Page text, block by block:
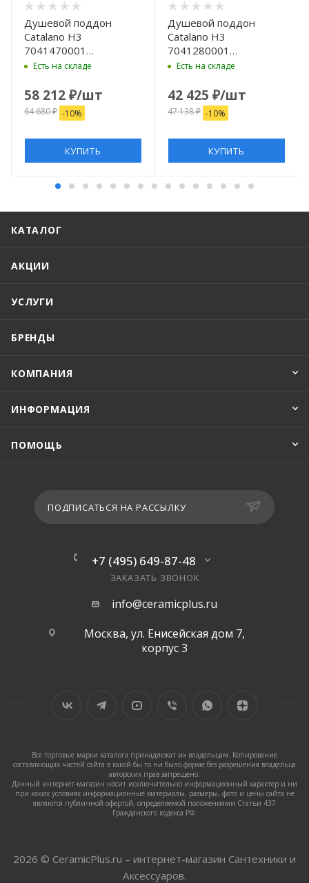
Душевой поддон
Catalano H3
7041470001
керамический,
140×70×3 см, белый
Есть на складе
58 212₽/шт
64 680₽ -10%
КУПИТЬ
Душевой поддон
Catalano H3
7041280001
керамический,
120×80×3 см, белый
Есть на складе
42 425 ₽/шт
47 138₽ -10%
КУПИТЬ
КАТАЛОГ
АКЦИИ
УСЛУГИ
БРЕНДЫ
КОМПАНИЯ
ИНФОРМАЦИЯ
ПОМОЩЬ
ПОДПИСАТЬСЯ НА РАССЫЛКУ
+7 (495) 649-87-48
ЗАКАЗАТЬ ЗВОНОК
info@ceramicplus.ru
Москва, ул. Енисейская дом 7,
корпус 3
Все торговые марки каталога принадлежат их владельцам. Копирование
составляющих частей сайта в какой бы то ни было форме без разрешения владельца
авторских прав запрещено.
Данный интернет-магазин носит исключительно информационный характер и ни
при каких условиях информационные материалы, размеры, фото и цены сайта не
являются публичной офертой, определяемой положениями Статьи 437
Гражданского кодекса РФ.
2026 © CeramicPlus.ru – интернет-магазин Сантехники и
Аксессуаров.